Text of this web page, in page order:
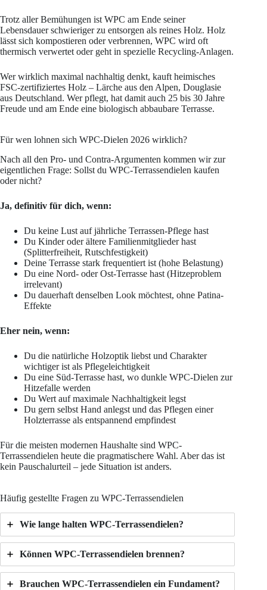
Trotz aller Bemühungen ist WPC am Ende seiner
Lebensdauer schwieriger zu entsorgen als reines Holz. Holz
lässt sich kompostieren oder verbrennen, WPC wird oft
thermisch verwertet oder geht in spezielle Recycling-Anlagen.
Wer wirklich maximal nachhaltig denkt, kauft heimisches
FSC-zertifiziertes Holz – Lärche aus den Alpen, Douglasie
aus Deutschland. Wer pflegt, hat damit auch 25 bis 30 Jahre
Freude und am Ende eine biologisch abbaubare Terrasse.
Für wen lohnen sich WPC-Dielen 2026 wirklich?
Nach all den Pro- und Contra-Argumenten kommen wir zur
eigentlichen Frage: Sollst du WPC-Terrassendielen kaufen
oder nicht?
Ja, definitiv für dich, wenn:
Du keine Lust auf jährliche Terrassen-Pflege hast
Du Kinder oder ältere Familienmitglieder hast
(Splitterfreiheit, Rutschfestigkeit)
Deine Terrasse stark frequentiert ist (hohe Belastung)
Du eine Nord- oder Ost-Terrasse hast (Hitzeproblem
irrelevant)
Du dauerhaft denselben Look möchtest, ohne Patina-
Effekte
Eher nein, wenn:
Du die natürliche Holzoptik liebst und Charakter
wichtiger ist als Pflegeleichtigkeit
Du eine Süd-Terrasse hast, wo dunkle WPC-Dielen zur
Hitzefalle werden
Du Wert auf maximale Nachhaltigkeit legst
Du gern selbst Hand anlegst und das Pflegen einer
Holzterrasse als entspannend empfindest
Für die meisten modernen Haushalte sind WPC-
Terrassendielen heute die pragmatischere Wahl. Aber das ist
kein Pauschalurteil – jede Situation ist anders.
Häufig gestellte Fragen zu WPC-Terrassendielen
Wie lange halten WPC-Terrassendielen?
Können WPC-Terrassendielen brennen?
Brauchen WPC-Terrassendielen ein Fundament?